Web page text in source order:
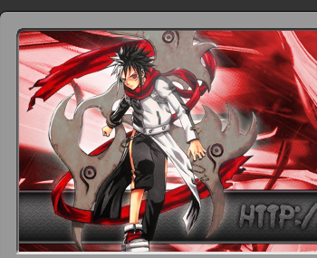
FORUM TEAM
Scantrad Ares, B One, Blaster